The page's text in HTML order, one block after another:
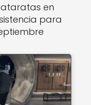
en
para